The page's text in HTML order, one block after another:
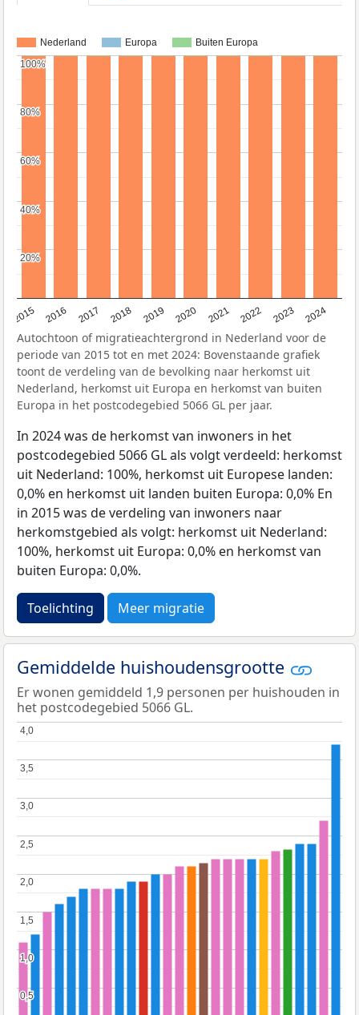
Nederland Europa Buiten Europa
2015 2016 2017 2018 2019 2020 2021 2022 2023 2024
20%
20%
40%
40%
60%
60%
80%
80%
100%
100%
Autochtoon of migratieachtergrond in Nederland voor de
periode van 2015 tot en met 2024: Bovenstaande grafiek
toont de verdeling van de bevolking naar herkomst uit
Nederland, herkomst uit Europa en herkomst van buiten
Europa in het postcodegebied 5066 GL per jaar.
In 2024 was de herkomst van inwoners in het
postcodegebied 5066 GL als volgt verdeeld: herkomst
uit Nederland: 100%, herkomst uit Europese landen:
0,0% en herkomst uit landen buiten Europa: 0,0% En
in 2015 was de verdeling van inwoners naar
herkomstgebied als volgt: herkomst uit Nederland:
100%, herkomst uit Europa: 0,0% en herkomst van
buiten Europa: 0,0%.
Toelichting Meer migratie
Gemiddelde huishoudensgrootte
Er wonen gemiddeld 1,9 personen per huishouden in
het postcodegebied 5066 GL.
0,5
0,5
1,0
1,0
1,5
1,5
2,0
2,0
2,5
2,5
3,0
3,0
3,5
3,5
4,0
4,0